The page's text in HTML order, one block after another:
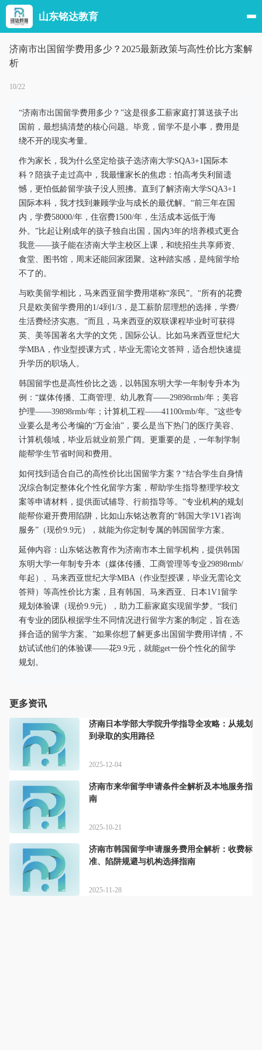
山东铭达教育
济南市出国留学费用多少？2025最新政策与高性价比方案解
析
10/22
“济南市出国留学费用多少？”这是很多工薪家庭打算送孩子出
国前，最想搞清楚的核心问题。毕竟，留学不是小事，费用是
绕不开的现实考量。
作为家长，我为什么坚定给孩子选济南大学SQA3+1国际本
科？陪孩子走过高中，我最懂家长的焦虑：怕高考失利留遗
憾，更怕低龄留学孩子没人照拂。直到了解济南大学SQA3+1
国际本科，我才找到兼顾学业与成长的最优解。“前三年在国
内，学费58000/年，住宿费1500/年，生活成本远低于海
外。”比起让刚成年的孩子独自出国，国内3年的培养模式更合
我意——孩子能在济南大学主校区上课，和统招生共享师资、
食堂、图书馆，周末还能回家团聚。这种踏实感，是纯留学给
不了的。
与欧美留学相比，马来西亚留学费用堪称“亲民”。“所有的花费
只是欧美留学费用的1/4到1/3，是工薪阶层理想的选择，学费/
生活费经济实惠。”而且，马来西亚的双联课程毕业时可获得
英、美等国著名大学的文凭，国际公认。比如马来西亚世纪大
学MBA，作业型授课方式，毕业无需论文答辩，适合想快速提
升学历的职场人。
韩国留学也是高性价比之选，以韩国东明大学一年制专升本为
例：“媒体传播、工商管理、幼儿教育——29898rmb/年；美容
护理——39898rmb/年；计算机工程——41100rmb/年。”这些专
业要么是考公考编的“万金油”，要么是当下热门的医疗美容、
计算机领域，毕业后就业前景广阔。更重要的是，一年制学制
能帮学生节省时间和费用。
如何找到适合自己的高性价比出国留学方案？“结合学生自身情
况综合制定整体化个性化留学方案，帮助学生指导整理学校文
案等申请材料，提供面试辅导、行前指导等。”专业机构的规划
能帮你避开费用陷阱，比如山东铭达教育的“韩国大学1V1咨询
服务”（现价9.9元），就能为你定制专属的韩国留学方案。
延伸内容：山东铭达教育作为济南市本土留学机构，提供韩国
东明大学一年制专升本（媒体传播、工商管理等专业29898rmb/
年起）、马来西亚世纪大学MBA（作业型授课，毕业无需论文
答辩）等高性价比方案，且有韩国、马来西亚、日本1V1留学
规划体验课（现价9.9元），助力工薪家庭实现留学梦。“我们
有专业的团队根据学生不同情况进行留学方案的制定，旨在选
择合适的留学方案。”如果你想了解更多出国留学费用详情，不
妨试试他们的体验课——花9.9元，就能get一份个性化的留学
规划。
更多资讯
济南日本学部大学院升学指导全攻略：从规划
到录取的实用路径
2025-12-04
济南市来华留学申请条件全解析及本地服务指
南
2025-10-21
济南市韩国留学申请服务费用全解析：收费标
准、陷阱规避与机构选择指南
2025-11-28